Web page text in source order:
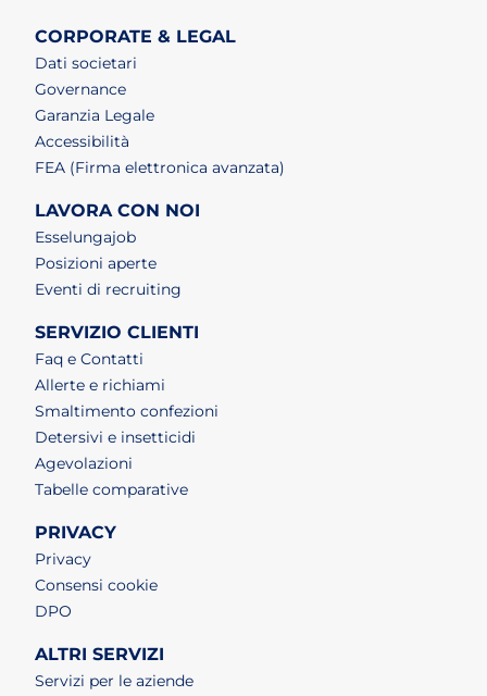
CORPORATE & LEGAL
Dati societari
Governance
Garanzia Legale
Accessibilità
FEA (Firma elettronica avanzata)
LAVORA CON NOI
Esselungajob(apri in un nuovo tab)
Posizioni aperte(apri in un nuovo tab)
Eventi di recruiting
SERVIZIO CLIENTI
Faq e Contatti
Allerte e richiami
Smaltimento confezioni
Detersivi e insetticidi
Agevolazioni
Tabelle comparative
PRIVACY
Privacy
Consensi cookie
DPO
ALTRI SERVIZI
Servizi per le aziende